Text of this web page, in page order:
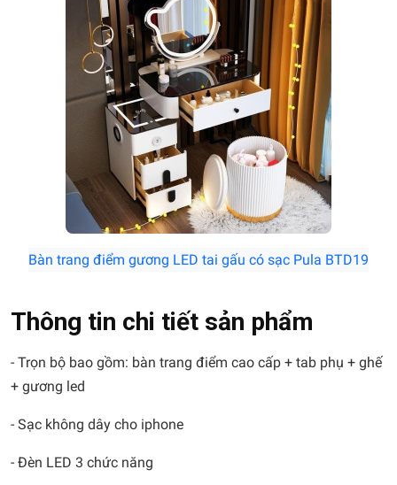
Bàn trang điểm gương LED tai gấu có sạc Pula BTD19
Thông tin chi tiết sản phẩm
- Trọn bộ bao gồm: bàn trang điểm cao cấp + tab phụ + ghế
+ gương led
- Sạc không dây cho iphone
- Đèn LED 3 chức năng